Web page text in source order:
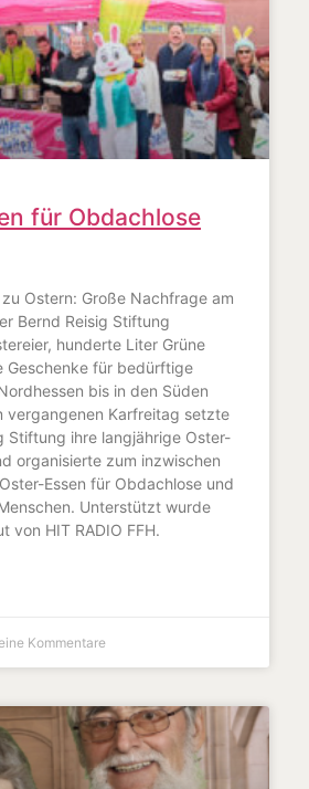
für Obdachlose
Ostern: Große Nachfrage am
Bernd Reisig Stiftung
hunderte Liter Grüne
Geschenke für bedürftige
bis in den Süden
vergangenen Karfreitag setzte
Stiftung ihre langjährige Oster-
organisierte zum inzwischen
Essen für Obdachlose und
Unterstützt wurde
von HIT RADIO FFH.
Kommentare